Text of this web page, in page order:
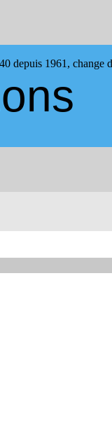
depuis 1961, change